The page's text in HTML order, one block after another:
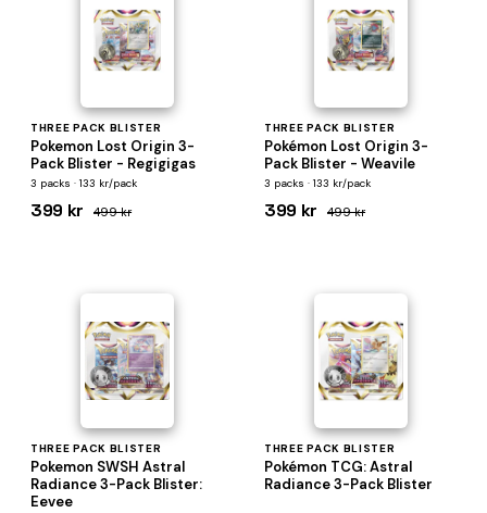
THREE PACK BLISTER
Pokemon Lost Origin 3-
Pack Blister - Regigigas
3 packs · 133 kr/pack
399 kr 499 kr
THREE PACK BLISTER
Pokémon Lost Origin 3-
Pack Blister - Weavile
3 packs · 133 kr/pack
399 kr 499 kr
THREE PACK BLISTER
Pokemon SWSH Astral
Radiance 3-Pack Blister:
Eevee
THREE PACK BLISTER
Pokémon TCG: Astral
Radiance 3-Pack Blister